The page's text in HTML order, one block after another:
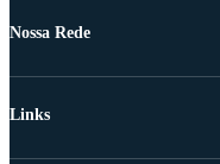
Nossa Rede
Links